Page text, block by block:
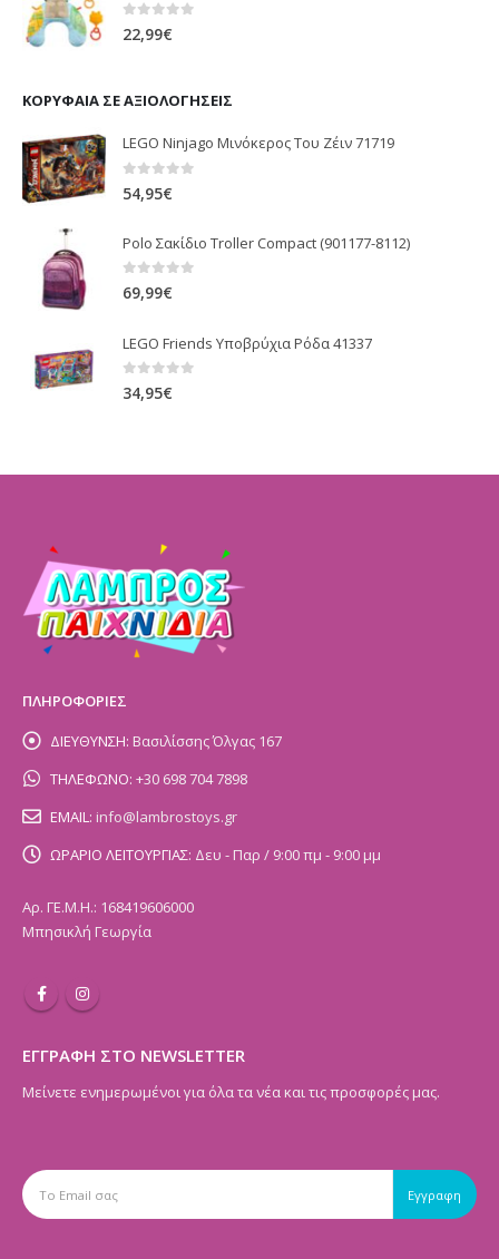
22,99€
ΚΟΡΥΦΑΊΑ ΣΕ ΑΞΙΟΛΟΓΉΣΕΙΣ
LEGO Ninjago Μινόκερος Του Ζέιν 71719
54,95€
Polo Σακίδιο Troller Compact (901177-8112)
0 out of 5
69,99€
LEGO Friends Υποβρύχια Ρόδα 41337
0 out of 5
34,95€
ΠΛΗΡΟΦΟΡΙΕΣ
ΔΙΕΥΘΥΝΣΗ: Βασιλίσσης Όλγας 167
ΤΗΛΕΦΩΝΟ: +30 698 704 7898
EMAIL: info@lambrostoys.gr
ΩΡΑΡΙΟ ΛΕΙΤΟΥΡΓΙΑΣ: Δευ - Παρ / 9:00 πμ - 9:00 μμ
Αρ. ΓΕ.Μ.Η.: 168419606000
Μπησικλή Γεωργία
ΕΓΓΡΑΦΗ ΣΤΟ NEWSLETTER
Μείνετε ενημερωμένοι για όλα τα νέα και τις προσφορές μας.